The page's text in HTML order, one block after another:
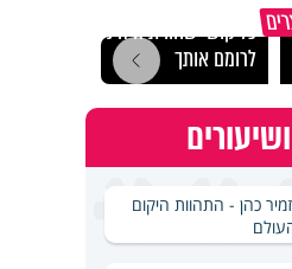
כל קושי שחווית היה ניסיון
לרומם אותך
כהן - התהוות היקום